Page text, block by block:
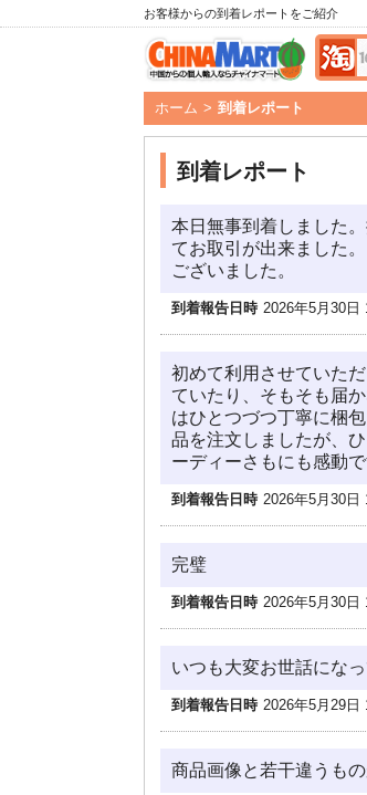
お客様からの到着レポートをご紹介
ホーム > 到着レポート
到着レポート
本日無事到着しました
てお取引が出来ました
ございました。
到着報告日時 2026年5月30日
初めて利用させていた
ていたり、そもそも届
はひとつづつ丁寧に梱
品を注文しましたが、
ーディーさもにも感動
到着報告日時 2026年5月30日
完璧
到着報告日時 2026年5月30日
いつも大変お世話にな
到着報告日時 2026年5月29日
商品画像と若干違うも